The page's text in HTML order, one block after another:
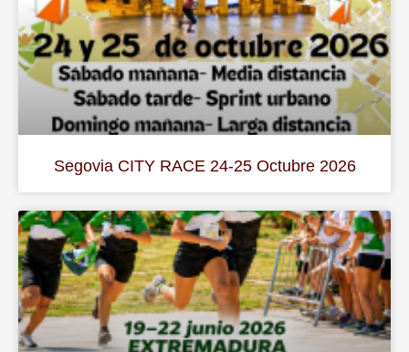
Segovia CITY RACE 24-25 Octubre 2026